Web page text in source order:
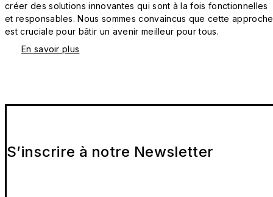
créer des solutions innovantes qui sont à la fois fonctionnelles
et responsables. Nous sommes convaincus que cette approche
est cruciale pour bâtir un avenir meilleur pour tous.
En savoir plus
S’inscrire à notre Newsletter